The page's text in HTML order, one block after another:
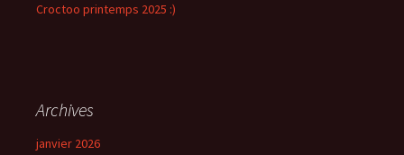
Croctoo printemps 2025 :)
Archives
janvier 2026